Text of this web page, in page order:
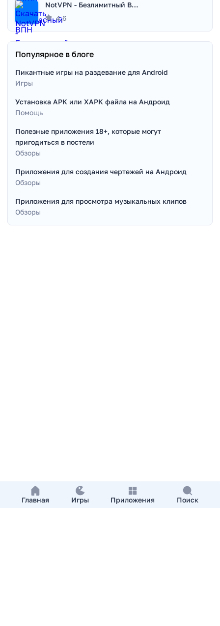
Главная Игры Приложения Поиск
NotVPN - Безлимитный ВПН | VPN
4.6
Популярное в блоге
Пикантные игры на раздевание для Android
Игры
Установка APK или XAPK файла на Андроид
Помощь
Полезные приложения 18+, которые могут
пригодиться в постели
Обзоры
Приложения для создания чертежей на Андроид
Обзоры
Приложения для просмотра музыкальных клипов
Обзоры